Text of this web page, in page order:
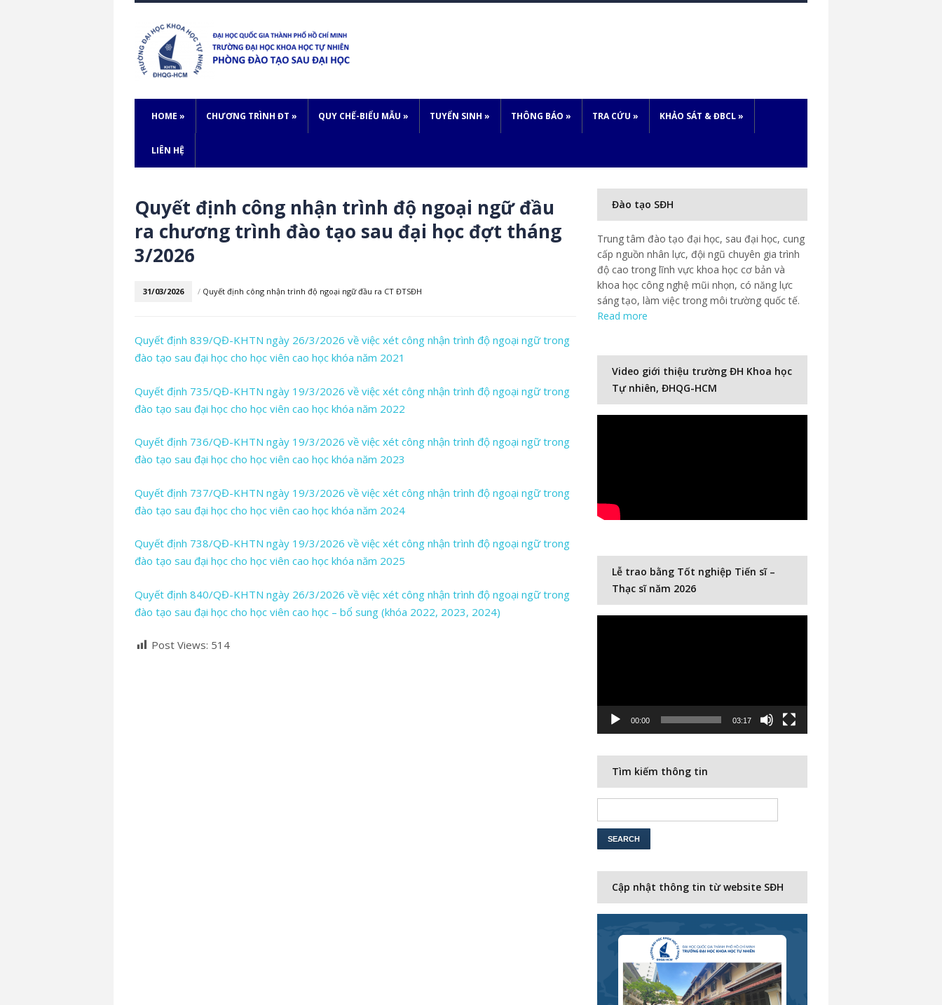
HOME » CHƯƠNG TRÌNH ĐT » QUY CHẾ-BIỂU MẪU » TUYỂN SINH » THÔNG BÁO » TRA CỨU » KHẢO SÁT & ĐBCL»
LIÊN HỆ
Quyết định công nhận trình độ ngoại ngữ đầu
ra chương trình đào tạo sau đại học đợt tháng
3/2026
31/03/2026 / Quyết định công nhận trình độ ngoại ngữ đầu ra CT ĐTSĐH
Quyết định 839/QĐ-KHTN ngày 26/3/2026 về việc xét công nhận trình độ ngoại ngữ trong
đào tạo sau đại học cho học viên cao học khóa năm 2021
Quyết định 735/QĐ-KHTN ngày 19/3/2026 về việc xét công nhận trình độ ngoại ngữ trong
đào tạo sau đại học cho học viên cao học khóa năm 2022
Quyết định 736/QĐ-KHTN ngày 19/3/2026 về việc xét công nhận trình độ ngoại ngữ trong
đào tạo sau đại học cho học viên cao học khóa năm 2023
Quyết định 737/QĐ-KHTN ngày 19/3/2026 về việc xét công nhận trình độ ngoại ngữ trong
đào tạo sau đại học cho học viên cao học khóa năm 2024
Quyết định 738/QĐ-KHTN ngày 19/3/2026 về việc xét công nhận trình độ ngoại ngữ trong
đào tạo sau đại học cho học viên cao học khóa năm 2025
Quyết định 840/QĐ-KHTN ngày 26/3/2026 về việc xét công nhận trình độ ngoại ngữ trong
đào tạo sau đại học cho học viên cao học – bổ sung (khóa 2022, 2023, 2024)
Post Views: 514
Đào tạo SĐH
Trung tâm đào tạo đại học, sau đại học, cung
cấp nguồn nhân lực, đội ngũ chuyên gia trình
độ cao trong lĩnh vực khoa học cơ bản và
khoa học công nghệ mũi nhọn, có năng lực
sáng tạo, làm việc trong môi trường quốc tế.
Read more
Video giới thiệu trường ĐH Khoa học
Tự nhiên, ĐHQG-HCM
Lễ trao bằng Tốt nghiệp Tiến sĩ –
Thạc sĩ năm 2026
00:00 03:17
Tìm kiếm thông tin
Cập nhật thông tin từ website SĐH